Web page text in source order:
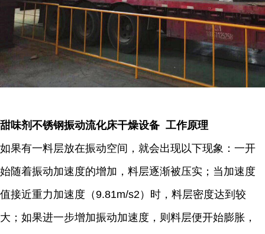
甜味剂不锈钢振动流化床干燥设备 工作原理
如果有一料层放在振动空间，就会出现以下现象：一开
始随着振动加速度的增加，料层逐渐被压实；当加速度
值接近重力加速度（9.81m/s2）时，料层密度达到较
大；如果进一步增加振动加速度，则料层便开始膨胀，